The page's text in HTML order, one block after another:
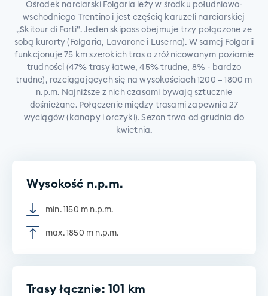
Ośrodek narciarski Folgaria leży w środku południowo-
wschodniego Trentino i jest częścią karuzeli narciarskiej
„Skitour di Forti". Jeden skipass obejmuje trzy połączone ze
sobą kurorty (Folgaria, Lavarone i Luserna). W samej Folgarii
funkcjonuje 75 km szerokich tras o zróżnicowanym poziomie
trudności (47% trasy łatwe, 45% trudne, 8% - bardzo
trudne), rozciągających się na wysokościach 1200 – 1800 m
n.p.m. Najniższe z nich czasami bywają sztucznie
dośnieżane. Połączenie między trasami zapewnia 27
wyciągów (kanapy i orczyki). Sezon trwa od grudnia do
kwietnia.
Wysokość n.p.m.
min. 1150 m n.p.m.
max. 1850 m n.p.m.
Trasy łącznie: 101 km